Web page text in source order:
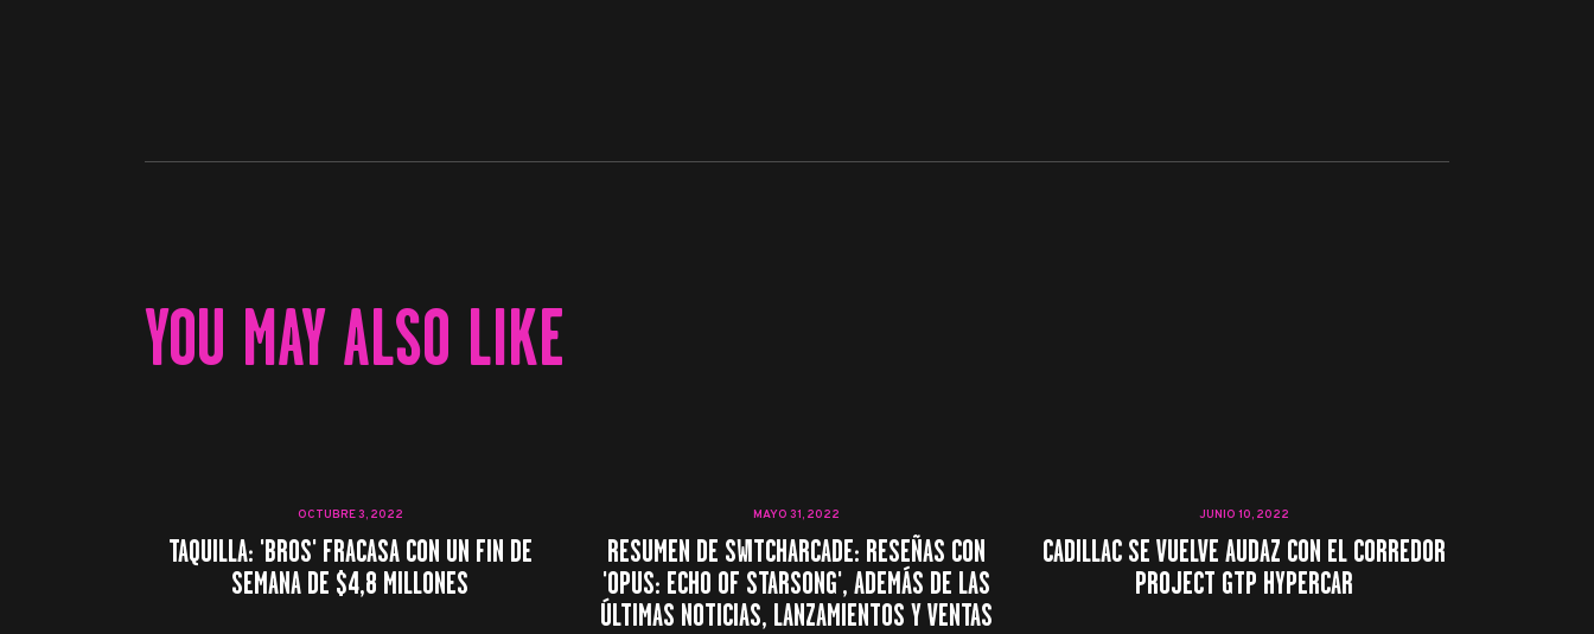
YOU MAY ALSO LIKE
OCTUBRE 3, 2022
TAQUILLA: 'BROS' FRACASA CON UN FIN DE
SEMANA DE $4,8 MILLONES
MAYO 31, 2022
RESUMEN DE SWITCHARCADE: RESEÑAS CON
'OPUS: ECHO OF STARSONG', ADEMÁS DE LAS
ÚLTIMAS NOTICIAS, LANZAMIENTOS Y VENTAS
JUNIO 10, 2022
CADILLAC SE VUELVE AUDAZ CON EL CORREDOR
PROJECT GTP HYPERCAR